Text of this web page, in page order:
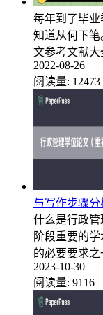
每年到了毕
知道从何下
文参考文献
2022-08-26
阅读量: 12473
与写作步骤分
什么是行政
阶段重要的
的必要要求
2023-10-30
阅读量: 9116